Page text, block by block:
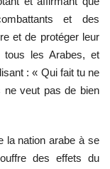
et des
et de protéger leur
les Arabes, et
: « Qui fait tu ne
ne veut pas de bien
la nation arabe à se
des effets du